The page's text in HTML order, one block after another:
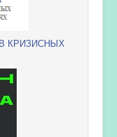
КРИЗИСНЫХ